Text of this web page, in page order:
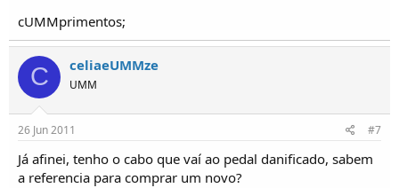
cUMMprimentos;
C celiaeUMMze
UMM
26 Jun 2011 #7
Já afinei, tenho o cabo que vaí ao pedal danificado, sabem
a referencia para comprar um novo?